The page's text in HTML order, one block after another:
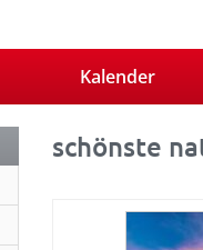
Kalender
schönste